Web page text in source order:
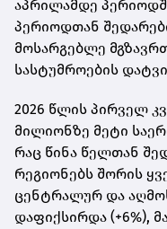
აპრილამდე
პერიოდთან
მოსარგებლე
სასტუმროების
2026 წლის პირველ
მილიონზე მეტი
რაც წინა წელთან
რეგიონებს შორის
ცენტრალურ და
დაფიქსირდა (+6%),